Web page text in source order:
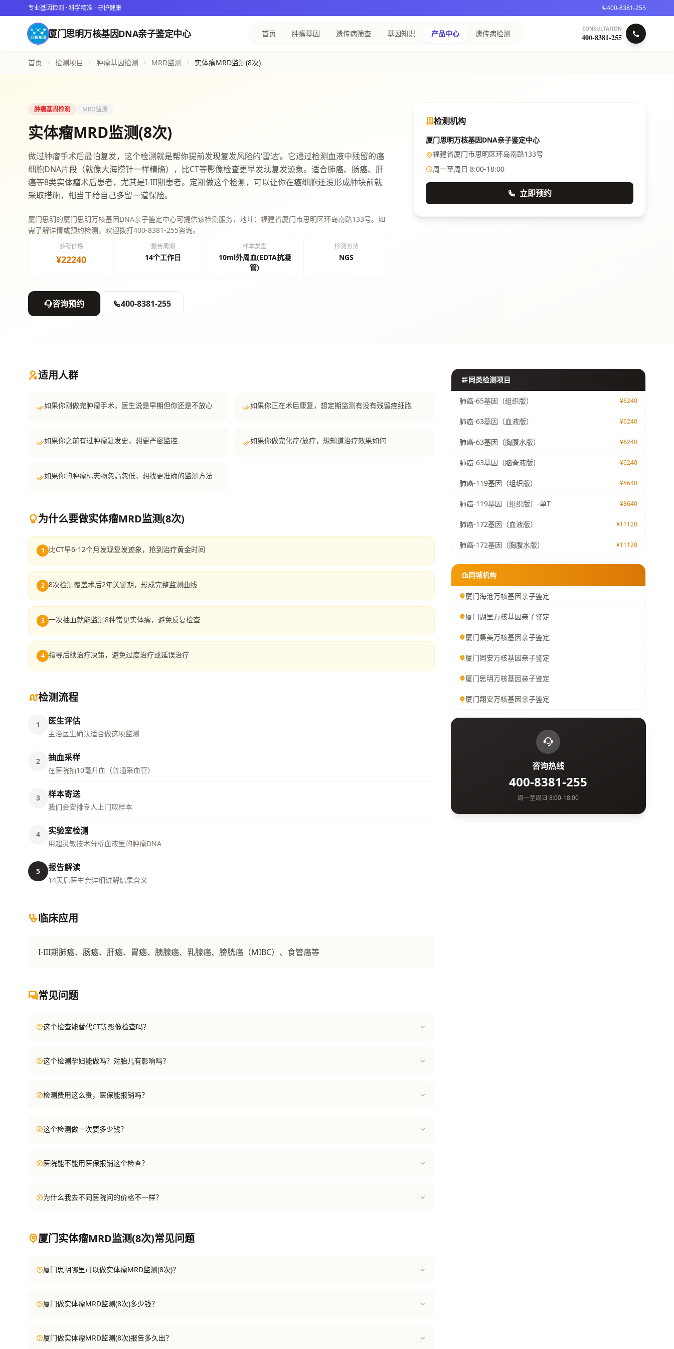
专业基因检测 · 科学精准 · 守护健康 400-8381-255
厦门思明万核基因DNA亲子鉴定中心 首页 肿瘤基因 遗传病筛查 基因知识 产品中心 遗传病检测
CONSULTATION
400-8381-255
首页 检测项目 肿瘤基因检测 MRD监测 实体瘤MRD监测(8次)
肿瘤基因检测 MRD监测
实体瘤MRD监测(8次)
做过肿瘤手术后最怕复发，这个检测就是帮你提前发现复发风险的‘雷达’。它通过检测血液中残留的癌
细胞DNA片段（就像大海捞针一样精确），比CT等影像检查更早发现复发迹象。适合肺癌、肠癌、肝
癌等8类实体瘤术后患者，尤其是I-III期患者。定期做这个检测，可以让你在癌细胞还没形成肿块前就
采取措施，相当于给自己多留一道保险。
厦门思明的厦门思明万核基因DNA亲子鉴定中心可提供该检测服务，地址：福建省厦门市思明区环岛南路133号。如
需了解详情或预约检测，欢迎拨打400-8381-255咨询。
参考价格
¥22240
报告周期
14个工作日
样本类型
10ml外周血(EDTA抗凝
管)
检测方法
NGS
咨询预约 400-8381-255
检测机构
厦门思明万核基因DNA亲子鉴定中心
福建省厦门市思明区环岛南路133号
周一至周日 8:00-18:00
立即预约
适用人群
如果你刚做完肿瘤手术，医生说是早期但你还是不放心 如果你正在术后康复，想定期监测有没有残留癌细胞
如果你之前有过肿瘤复发史，想更严密监控 如果你做完化疗/放疗，想知道治疗效果如何
如果你的肿瘤标志物忽高忽低，想找更准确的监测方法
为什么要做实体瘤MRD监测(8次)
1 比CT早6-12个月发现复发迹象，抢到治疗黄金时间
2 8次检测覆盖术后2年关键期，形成完整监测曲线
3 一次抽血就能监测8种常见实体瘤，避免反复检查
4 指导后续治疗决策，避免过度治疗或延误治疗
检测流程
1 医生评估
主治医生确认适合做这项监测
2 抽血采样
在医院抽10毫升血（普通采血管）
3 样本寄送
我们会安排专人上门取样本
4 实验室检测
用超灵敏技术分析血液里的肿瘤DNA
5 报告解读
14天后医生会详细讲解结果含义
临床应用
I-III期肺癌、肠癌、肝癌、胃癌、胰腺癌、乳腺癌、膀胱癌（MIBC）、食管癌等
常见问题
这个检查能替代CT等影像检查吗？
这个检测孕妇能做吗？对胎儿有影响吗？
检测费用这么贵，医保能报销吗？
这个检测做一次要多少钱？
医院能不能用医保报销这个检查？
为什么我去不同医院问的价格不一样？
厦门实体瘤MRD监测(8次)常见问题
厦门思明哪里可以做实体瘤MRD监测(8次)？
厦门做实体瘤MRD监测(8次)多少钱？
厦门做实体瘤MRD监测(8次)报告多久出？
同类检测项目
肺癌-65基因（组织版） ¥6240
肺癌-63基因（血液版） ¥6240
肺癌-63基因（胸腹水版） ¥6240
肺癌-63基因（脑脊液版） ¥6240
肺癌-119基因（组织版） ¥8640
肺癌-119基因（组织版）-单T ¥8640
肺癌-172基因（血液版） ¥11120
肺癌-172基因（胸腹水版） ¥11120
同城机构
厦门海沧万核基因亲子鉴定
厦门湖里万核基因亲子鉴定
厦门集美万核基因亲子鉴定
厦门同安万核基因亲子鉴定
厦门思明万核基因亲子鉴定
厦门翔安万核基因亲子鉴定
咨询热线
400-8381-255
周一至周日 8:00-18:00